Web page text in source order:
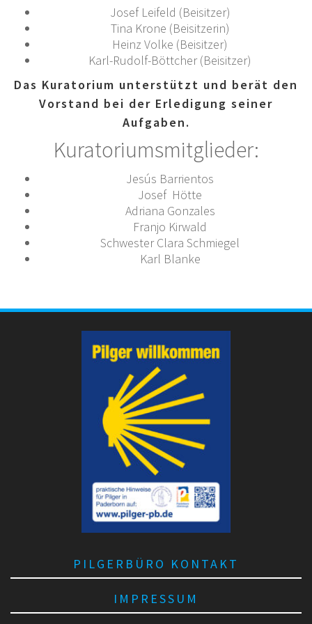
Josef Leifeld (Beisitzer)
Tina Krone (Beisitzerin)
Heinz Volke (Beisitzer)
Karl-Rudolf-Böttcher (Beisitzer)
Das Kuratorium unterstützt und berät den
Vorstand bei der Erledigung seiner
Aufgaben.
Kuratoriumsmitglieder:
Jesús Barrientos
Josef Hötte
Adriana Gonzales
Franjo Kirwald
Schwester Clara Schmiegel
Karl Blanke
PILGERBÜRO KONTAKT
IMPRESSUM